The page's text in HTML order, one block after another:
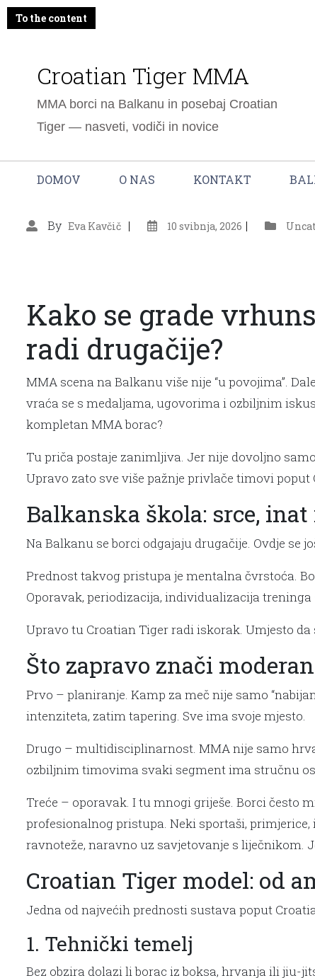
To the content
Croatian Tiger MMA
MMA borci na Balkanu in posebaj Croatian
Tiger — nasveti, vodiči in novice
DOMOV O NAS KONTAKT
By Eva Kavčič 10 svibnja, 2026
Kako se grade
radi drugačije?
MMA scena na Balkanu više nije “u povojima”.
vraća se s medaljama, ugovorima i ozbiljnim
kompletan MMA borac?
Tu priča postaje zanimljiva. Jer nije dovoljno
Upravo zato sve više pažnje privlače timovi
Balkanska škola: srce, inat
Na Balkanu se borci odgajaju drugačije. Ovdje se
Prednost takvog pristupa je mentalna čvrstoća.
Oporavak, periodizacija, individualizacija
Upravo tu Croatian Tiger radi iskorak. Umjesto
Što zapravo znači
Prvo – planiranje. Kamp za meč nije samo
intenziteta, zatim tapering. Sve ima svoje mjesto.
Drugo – multidisciplinarnost. MMA nije samo
ozbiljnim timovima svaki segment ima stručnu
Treće – oporavak. I tu mnogi griješe. Borci često
profesionalnog pristupa. Neki sportaši,
ravnoteže, naravno uz savjetovanje s liječnikom.
Croatian Tiger model: od
Jedna od najvećih prednosti sustava poput
1. Tehnički temelj
Bez obzira dolazi li borac iz boksa, hrvanja ili jiu-